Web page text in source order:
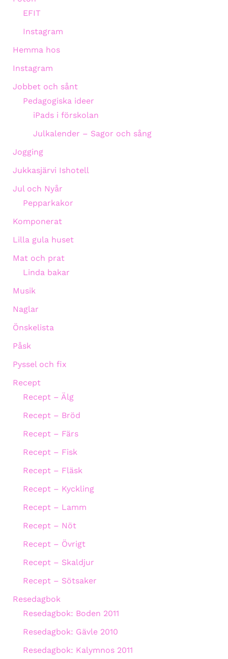
EFIT
Instagram
Hemma hos
Instagram
Jobbet och sånt
Pedagogiska ideer
iPads i förskolan
Julkalender – Sagor och sång
Jogging
Jukkasjärvi Ishotell
Jul och Nyår
Pepparkakor
Komponerat
Lilla gula huset
Mat och prat
Linda bakar
Musik
Naglar
Önskelista
Påsk
Pyssel och fix
Recept
Recept – Älg
Recept – Bröd
Recept – Färs
Recept – Fisk
Recept – Fläsk
Recept – Kyckling
Recept – Lamm
Recept – Nöt
Recept – Övrigt
Recept – Skaldjur
Recept – Sötsaker
Resedagbok
Resedagbok: Boden 2011
Resedagbok: Gävle 2010
Resedagbok: Kalymnos 2011